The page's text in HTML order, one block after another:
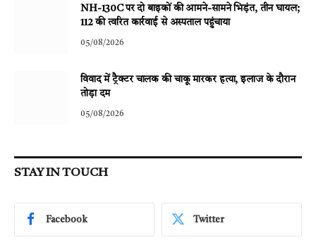
NH-130C पर दो बाइकों की आमने-सामने भिड़ंत, तीन घायल;
112 की त्वरित कार्रवाई से अस्पताल पहुंचाया
05/08/2026
विवाद में ट्रैक्टर चालक की चाकू मारकर हत्या, इलाज के दौरान
तोड़ा दम
05/08/2026
STAY IN TOUCH
Facebook Twitter